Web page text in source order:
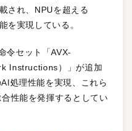
され、NPUを超える
を実現している。
令セット「AVX-
Instructions）」が追加
処理性能を実現、これら
性能を発揮するとしてい